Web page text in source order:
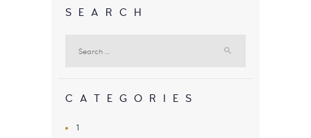
SEARCH
for:
CATEGORIES
1